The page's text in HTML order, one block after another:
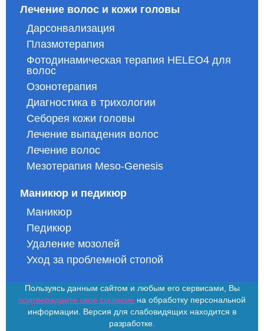
Лечение волос и кожи головы
Дарсонвализация
Плазмотерапия
Фотодинамическая терапия HELEO4 для
волос
Озонотерапия
Диагностика в трихологии
Себорея кожи головы
Лечение выпадения волос
Лечение волос
Мезотерапия Meso-Genesis
Маникюр и педикюр
Маникюр
Педикюр
Удаление мозолей
Уход за проблемной стопой
Пользуясь данным сайтом и любым его сервисами, Вы
подтверждаете свое согласие на обработку персональной
информации. Версия для слабовидящих находится в
разработке.